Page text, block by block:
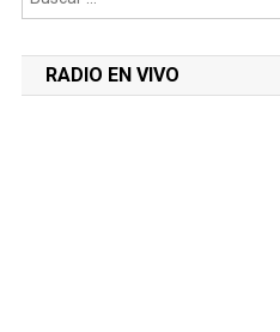
RADIO EN VIVO